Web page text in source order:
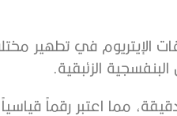
الإيتريوم في تطهير
الزئبقية.
العينات التجريبية توهج المركب لمدة تصل إلى قرابة 40 دقيقة، مما